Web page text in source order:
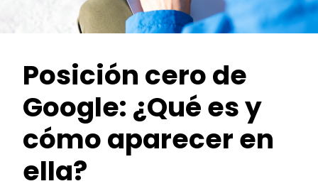
Posición cero de
Google: ¿Qué es y
cómo aparecer en
ella?